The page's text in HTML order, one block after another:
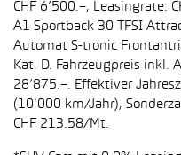
CHF 6’500.–, Leasingrate:
A1 Sportback 30 TFSI
Automat S-tronic
Kat. D. Fahrzeugpreis inkl.
28’875.–. Effektiver
(10'000 km/Jahr),
CHF 213.58/Mt.